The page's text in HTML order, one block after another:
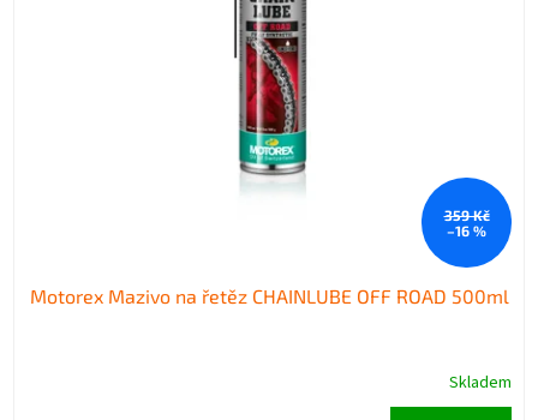
359 Kč
–16 %
Motorex Mazivo na řetěz CHAINLUBE OFF ROAD 500ml
Skladem